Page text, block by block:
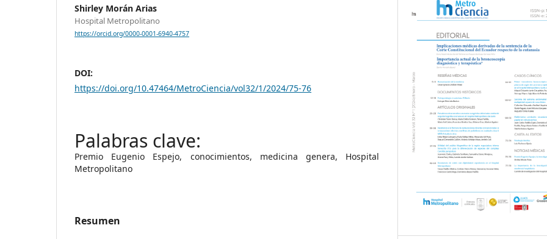
Shirley Morán Arias
Hospital Metropolitano
https://orcid.org/0000-0001-6940-4757
DOI:
https://doi.org/10.47464/MetroCiencia/vol32/1/2024/75-76
Premio Eugenio Espejo, conocimientos, medicina genera, Hospital
Metropolitano
Resumen